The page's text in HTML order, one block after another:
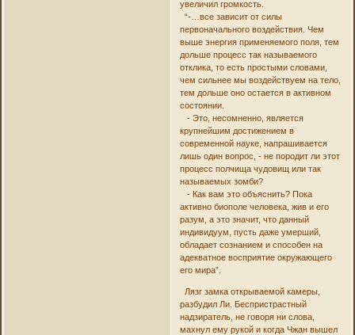
увеличил громкость.
“-…все зависит от силы
первоначального воздействия. Чем
выше энергия применяемого поля, тем
дольше процесс так называемого
отклика, то есть простыми словами,
чем сильнее мы воздействуем на тело,
тем дольше оно остается в активном
состоянии.
- Это, несомненно, является
крупнейшим достижением в
современной науке, напрашивается
лишь один вопрос, - не породит ли этот
процесс полчища чудовищ или так
называемых зомби?
- Как вам это объяснить? Пока
активно биополе человека, жив и его
разум, а это значит, что данный
индивидуум, пусть даже умерший,
обладает сознанием и способен на
адекватное восприятие окружающего
его мира”.
Лязг замка открываемой камеры,
разбудил Ли. Беспристрастный
надзиратель, не говоря ни слова,
махнул ему рукой и когда Чжан вышел